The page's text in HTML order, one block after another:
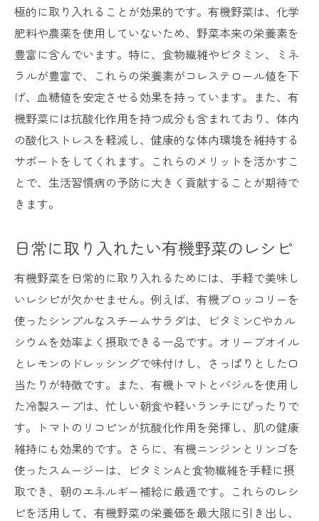
極的に取り入れることが効果的です。有機野菜は、化学
肥料や農薬を使用していないため、野菜本来の栄養素を
豊富に含んでいます。特に、食物繊維やビタミン、ミネ
ラルが豊富で、これらの栄養素がコレステロール値を下
げ、血糖値を安定させる効果を持っています。また、有
機野菜には抗酸化作用を持つ成分も含まれており、体内
の酸化ストレスを軽減し、健康的な体内環境を維持する
サポートをしてくれます。これらのメリットを活かすこ
とで、生活習慣病の予防に大きく貢献することが期待で
きます。
日常に取り入れたい有機野菜のレシピ
有機野菜を日常的に取り入れるためには、手軽で美味し
いレシピが欠かせません。例えば、有機ブロッコリーを
使ったシンプルなスチームサラダは、ビタミンCやカル
シウムを効率よく摂取できる一品です。オリーブオイル
とレモンのドレッシングで味付けし、さっぱりとした口
当たりが特徴です。また、有機トマトとバジルを使用し
た冷製スープは、忙しい朝食や軽いランチにぴったりで
す。トマトのリコピンが抗酸化作用を発揮し、肌の健康
維持にも効果的です。さらに、有機ニンジンとリンゴを
使ったスムージーは、ビタミンAと食物繊維を手軽に摂
取でき、朝のエネルギー補給に最適です。これらのレシ
ピを活用して、有機野菜の栄養価を最大限に引き出し、